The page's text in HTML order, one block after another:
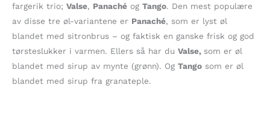
fargerik trio; Valse, Panaché og Tango. Den mest populære
av disse tre øl-variantene er Panaché, som er lyst øl
blandet med sitronbrus – og faktisk en ganske frisk og god
tørsteslukker i varmen. Ellers så har du Valse, som er øl
blandet med sirup av mynte (grønn). Og Tango som er øl
blandet med sirup fra granateple.